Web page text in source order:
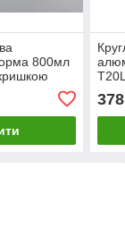
800мл
378